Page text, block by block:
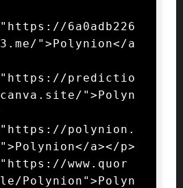
6a0adb226
">Polynion</a
predictio
">Polyn
polynion.
a></p>
www.quor
Polynion">Polyn